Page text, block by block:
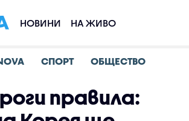
НОВИНИ НА ЖИВО
СПОРТ ОБЩЕСТВО
правила: